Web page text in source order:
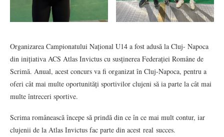
Organizarea Campionatului Național U14 a fost adusă la Cluj- Napoca
din inițiativa ACS Atlas Invictus cu susținerea Federației Române de
Scrimă. Anual, acest concurs va fi organizat în Cluj-Napoca, pentru a
oferi cât mai multe oportunități sportivilor clujeni să ia parte la cât mai
multe întreceri sportive.
Scrima românească începe să prindă din ce în ce mai mult contur, iar
clujenii de la Atlas Invictus fac parte din acest real succes.